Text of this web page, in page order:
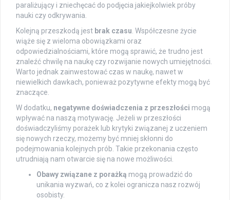
paraliżujący i zniechęcać do podjęcia jakiejkolwiek próby
nauki czy odkrywania.
Kolejną przeszkodą jest brak czasu. Współczesne życie
wiąże się z wieloma obowiązkami oraz
odpowiedzialnościami, które mogą sprawić, że trudno jest
znaleźć chwilę na naukę czy rozwijanie nowych umiejętności.
Warto jednak zainwestować czas w naukę, nawet w
niewielkich dawkach, ponieważ pozytywne efekty mogą być
znaczące.
W dodatku, negatywne doświadczenia z przeszłości mogą
wpływać na naszą motywację. Jeżeli w przeszłości
doświadczyliśmy porażek lub krytyki związanej z uczeniem
się nowych rzeczy, możemy być mniej skłonni do
podejmowania kolejnych prób. Takie przekonania często
utrudniają nam otwarcie się na nowe możliwości.
Obawy związane z porażką mogą prowadzić do
unikania wyzwań, co z kolei ogranicza nasz rozwój
osobisty.